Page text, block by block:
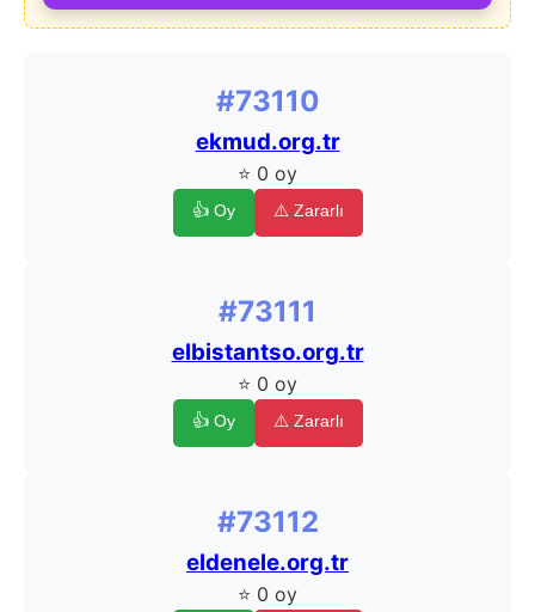
#73110
ekmud.org.tr
⭐ 0 oy
👍 Oy ⚠️ Zararlı
#73111
elbistantso.org.tr
⭐ 0 oy
👍 Oy ⚠️ Zararlı
#73112
eldenele.org.tr
⭐ 0 oy